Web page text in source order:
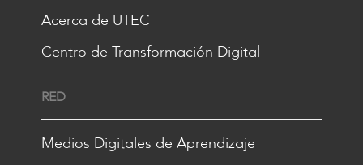
Acerca de UTEC
Centro de Transformación Digital
RED
Medios Digitales de Aprendizaje